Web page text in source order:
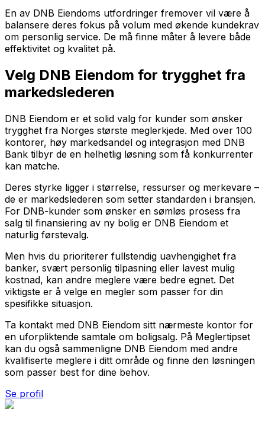
En av DNB Eiendoms utfordringer fremover vil være å
balansere deres fokus på volum med økende kundekrav
om personlig service. De må finne måter å levere både
effektivitet og kvalitet på.
Velg DNB Eiendom for trygghet fra
markedslederen
DNB Eiendom er et solid valg for kunder som ønsker
trygghet fra Norges største meglerkjede. Med over 100
kontorer, høy markedsandel og integrasjon med DNB
Bank tilbyr de en helhetlig løsning som få konkurrenter
kan matche.
Deres styrke ligger i størrelse, ressurser og merkevare –
de er markedslederen som setter standarden i bransjen.
For DNB-kunder som ønsker en sømløs prosess fra
salg til finansiering av ny bolig er DNB Eiendom et
naturlig førstevalg.
Men hvis du prioriterer fullstendig uavhengighet fra
banker, svært personlig tilpasning eller lavest mulig
kostnad, kan andre meglere være bedre egnet. Det
viktigste er å velge en megler som passer for din
spesifikke situasjon.
Ta kontakt med DNB Eiendom sitt nærmeste kontor for
en uforpliktende samtale om boligsalg. På Meglertipset
kan du også sammenligne DNB Eiendom med andre
kvalifiserte meglere i ditt område og finne den løsningen
som passer best for dine behov.
Se profil